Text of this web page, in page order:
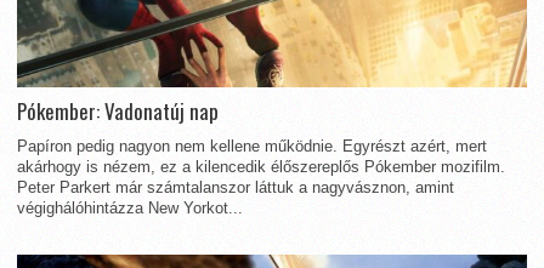
Pókember: Vadonatúj nap
Papíron pedig nagyon nem kellene működnie. Egyrészt azért, mert
akárhogy is nézem, ez a kilencedik élőszereplős Pókember mozifilm.
Peter Parkert már számtalanszor láttuk a nagyvásznon, amint
végighálóhintázza New Yorkot...